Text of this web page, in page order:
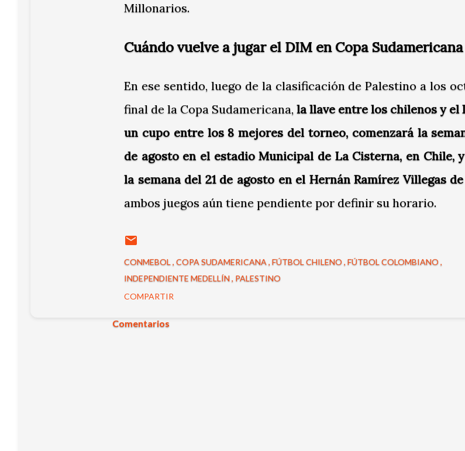
Millonarios.
Cuándo vuelve a jugar el DIM en Copa Sudamericana
En ese sentido, luego de la clasificación de Palestino a los
final de la Copa Sudamericana, la llave entre los chilenos y el
un cupo entre los 8 mejores del torneo, comenzará la
de agosto en el estadio Municipal de La Cisterna, en Chile,
la semana del 21 de agosto en el Hernán Ramírez Villegas
ambos juegos aún tiene pendiente por definir su horario.
CONMEBOL COPA SUDAMERICANA FÚTBOL CHILENO FÚTBOL COLOMBIANO
INDEPENDIENTE MEDELLÍN PALESTINO
COMPARTIR
Comentarios